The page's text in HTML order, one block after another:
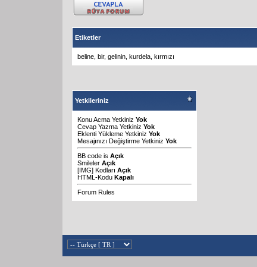
Etiketler
beline bir, gelinin kurdela kırmızı
Yetkileriniz
Konu Acma Yetkiniz Yok
Cevap Yazma Yetkiniz Yok
Eklenti Yükleme Yetkiniz Yok
Mesajınızı Değiştirme Yetkiniz Yok
BB code is Açık
Smileler Açık
[IMG] Kodları Açık
HTML-Kodu Kapalı
Forum Rules